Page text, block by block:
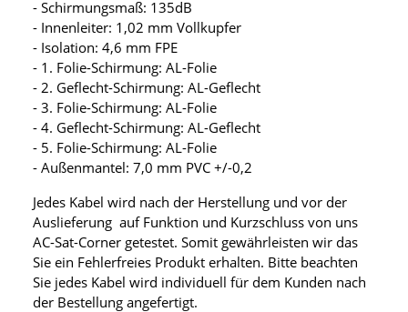
- Schirmungsmaß: 135dB
- Innenleiter: 1,02 mm Vollkupfer
- Isolation: 4,6 mm FPE
- 1. Folie-Schirmung: AL-Folie
- 2. Geflecht-Schirmung: AL-Geflecht
- 3. Folie-Schirmung: AL-Folie
- 4. Geflecht-Schirmung: AL-Geflecht
- 5. Folie-Schirmung: AL-Folie
- Außenmantel: 7,0 mm PVC +/-0,2
Jedes Kabel wird nach der Herstellung und vor der
Auslieferung auf Funktion und Kurzschluss von uns
AC-Sat-Corner getestet. Somit gewährleisten wir das
Sie ein Fehlerfreies Produkt erhalten. Bitte beachten
Sie jedes Kabel wird individuell für dem Kunden nach
der Bestellung angefertigt.